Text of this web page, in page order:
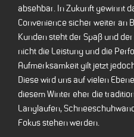
absehbar. In Zukunft gewinnt
Convenience sicher weiter an
Kunden steht der Spaß und
nicht die Leistung und die
Aufmerksamkeit gilt jetzt
Diese wird uns auf vielen
diesem Winter eher die
Langlaufen,
Fokus stehen werden.